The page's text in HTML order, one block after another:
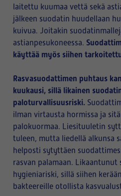
laitettu kuumaa vettä sekä
jälkeen suodatin huudellaan
kuivua. Joitakin
astianpesukoneessa.
käyttää myös siihen
Rasvasuodattimen puhtaus
kuukausi, sillä likainen
paloturvallisuusriski.
ilman virtausta hormissa ja
palokuormaa. Liesituuletin
tuleen, mutta liedellä alkunsa
helposti sytyttäen
rasvan palamaan. Likaantunut
hygieniariski, sillä siihen
bakteereille otollista